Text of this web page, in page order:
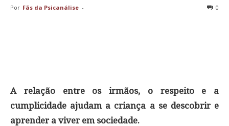
Por Fãs da Psicanálise - 0
A relação entre os irmãos, o respeito e a
cumplicidade ajudam a criança a se descobrir e
aprender a viver em sociedade.